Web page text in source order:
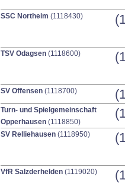
SSC Northeim (1118430)
TSV Odagsen (1118600)
SV Offensen (1118700)
Turn- und Spielgemeinschaft
Opperhausen (1118850)
SV Relliehausen (1118950)
VfR Salzderhelden (1119020)